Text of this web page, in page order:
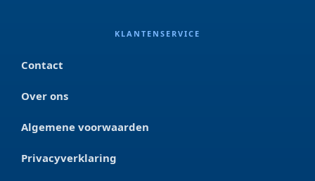
KLANTENSERVICE
Contact
Over ons
Algemene voorwaarden
Privacyverklaring